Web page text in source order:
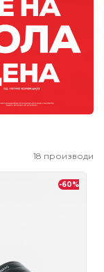
18 производи
-60%